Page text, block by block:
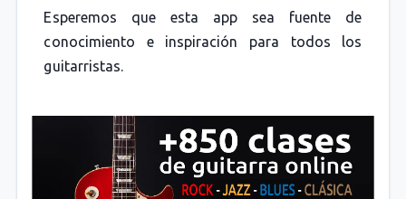
Esperemos que esta app sea fuente de
conocimiento e inspiración para todos los
guitarristas.